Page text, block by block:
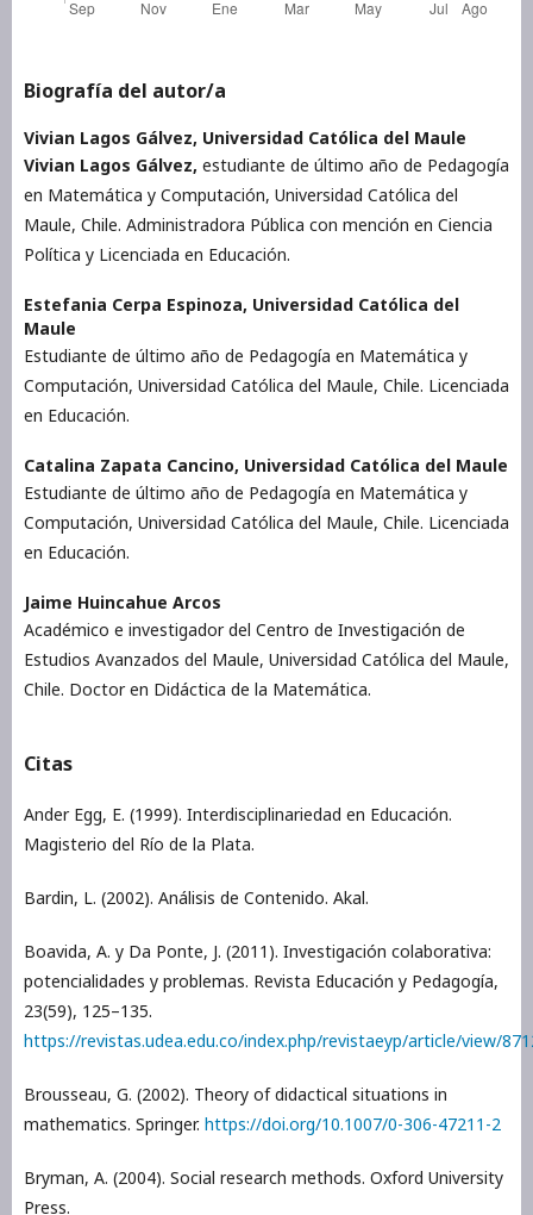
Biografía del autor/a
Vivian Lagos Gálvez, Universidad Católica del Maule
Vivian Lagos Gálvez, estudiante de último año de Pedagogía
en Matemática y Computación, Universidad Católica del
Maule, Chile. Administradora Pública con mención en Ciencia
Política y Licenciada en Educación.
Estefania Cerpa Espinoza, Universidad Católica del
Maule
Estudiante de último año de Pedagogía en Matemática y
Computación, Universidad Católica del Maule, Chile. Licenciada
en Educación.
Catalina Zapata Cancino, Universidad Católica del Maule
Estudiante de último año de Pedagogía en Matemática y
Computación, Universidad Católica del Maule, Chile. Licenciada
en Educación.
Jaime Huincahue Arcos
Académico e investigador del Centro de Investigación de
Estudios Avanzados del Maule, Universidad Católica del Maule,
Chile. Doctor en Didáctica de la Matemática.
Citas
Ander Egg, E. (1999). Interdisciplinariedad en Educación.
Magisterio del Río de la Plata.
Bardin, L. (2002). Análisis de Contenido. Akal.
Boavida, A. y Da Ponte, J. (2011). Investigación colaborativa:
potencialidades y problemas. Revista Educación y Pedagogía,
23(59), 125–135.
https://revistas.udea.edu.co/index.php/revistaeyp/article/view/
Brousseau, G. (2002). Theory of didactical situations in
mathematics. Springer. https://doi.org/10.1007/0-306-47211-2
Bryman, A. (2004). Social research methods. Oxford University
Press.